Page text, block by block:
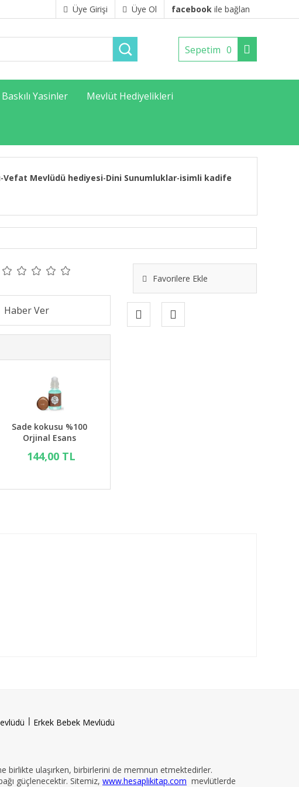
Üye Girişi Üye Ol facebook ile bağlan
Sepetim 0
Yasinler Mevlüt Hediyelikleri
-Vefat Mevlüdü hediyesi-Dini Sunumluklar-isimli kadife
Favorilere Ekle
Sade kokusu %100
Orjinal Esans
144,00 TL
l Erkek Bebek Mevlüdü
birlikte ulaşırken, birbirlerini de memnun etmektedirler.
güçlenecektir. Sitemiz, www.hesaplikitap.com mevlütlerde